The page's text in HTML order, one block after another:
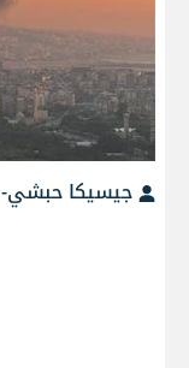
جيسيكا حبشي- MTV